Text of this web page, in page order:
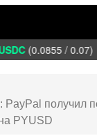
(0.0855 / 0.07)
PayPal получил
PYUSD